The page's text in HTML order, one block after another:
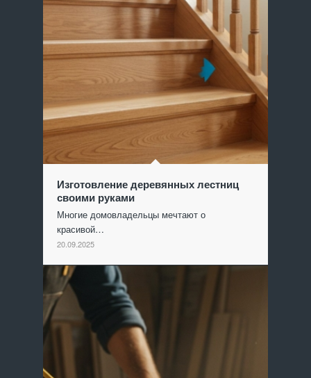
Изготовление деревянных лестниц
своими руками
Многие домовладельцы мечтают о
красивой…
20.09.2025